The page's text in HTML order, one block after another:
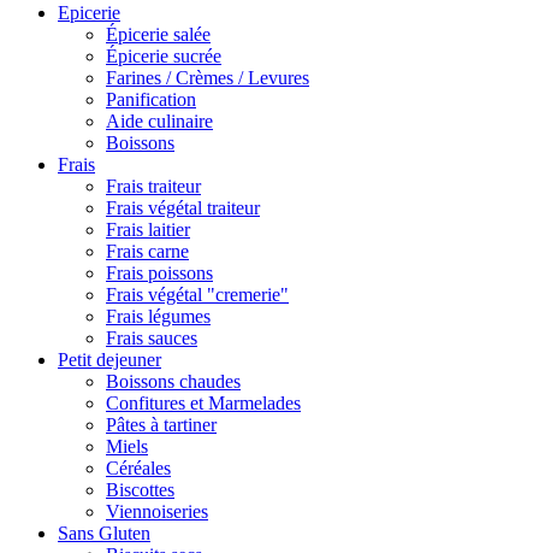
Epicerie
Épicerie salée
Épicerie sucrée
Farines / Crèmes / Levures
Panification
Aide culinaire
Boissons
Frais
Frais traiteur
Frais végétal traiteur
Frais laitier
Frais carne
Frais poissons
Frais végétal "cremerie"
Frais légumes
Frais sauces
Petit dejeuner
Boissons chaudes
Confitures et Marmelades
Pâtes à tartiner
Miels
Céréales
Biscottes
Viennoiseries
Sans Gluten